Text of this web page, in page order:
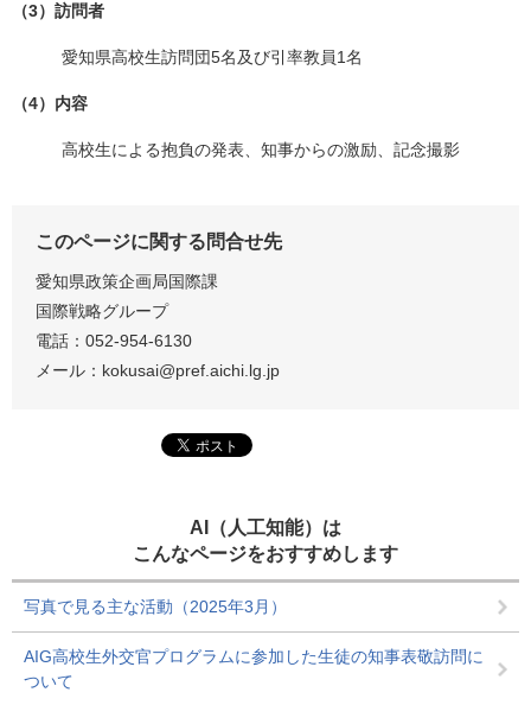
（3）訪問者
愛知県高校生訪問団5名及び引率教員1名
（4）内容
高校生による抱負の発表、知事からの激励、記念撮影
このページに関する問合せ先
愛知県政策企画局国際課
国際戦略グループ
電話：052-954-6130
メール：kokusai@pref.aichi.lg.jp​
AI（人工知能）は
こんなページをおすすめします
写真で見る主な活動（2025年3月）
AIG高校生外交官プログラムに参加した生徒の知事表敬訪問に
ついて